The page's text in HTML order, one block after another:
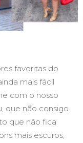
favoritas do
mais fácil
com o nosso
que não consigo
que não fica
mais escuros,